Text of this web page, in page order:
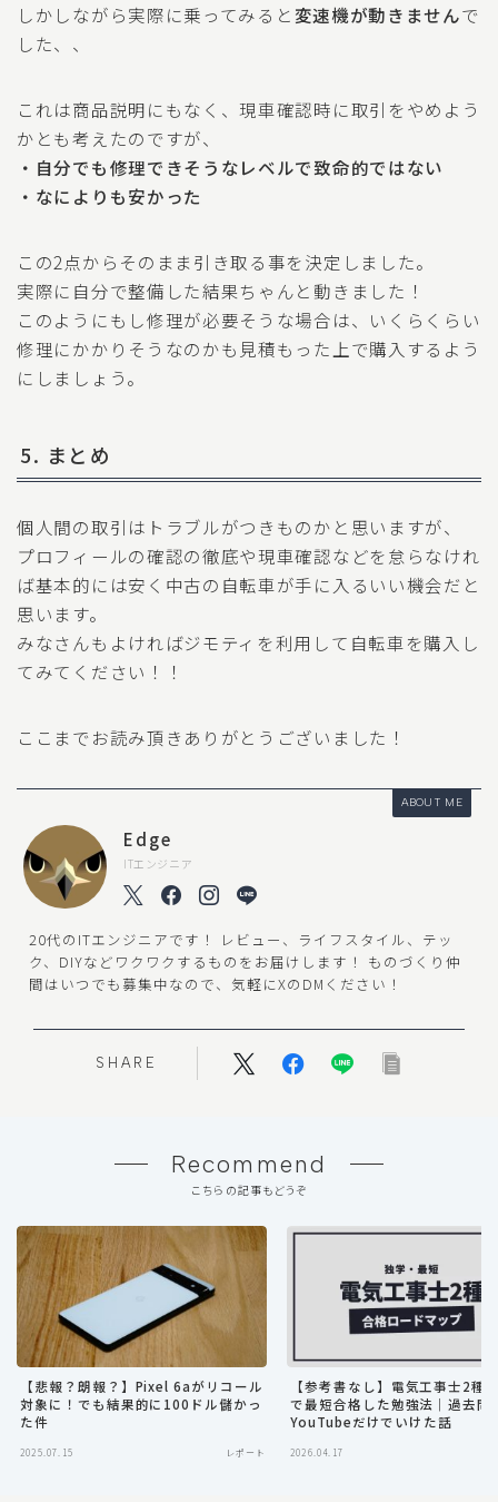
しかしながら実際に乗ってみると 変速機が動きませんで
した、、
これは商品説明にもなく、現車確認時に取引をやめよう
かとも考えたのですが、
・自分でも修理できそうなレベルで致命的ではない
・なによりも安かった
この2点からそのまま引き取る事を決定しました。
実際に自分で整備した結果ちゃんと動きました！
このようにもし修理が必要そうな場合は、いくらくらい
修理にかかりそうなのかも見積もった上で購入するよう
にしましょう。
5. まとめ
個人間の取引はトラブルがつきものかと思いますが、
プロフィールの確認の徹底や現車確認などを怠らなけれ
ば基本的には安く中古の自転車が手に入るいい機会だと
思います。
みなさんもよければジモティを利用して自転車を購入し
てみてください！！
ここまでお読み頂きありがとうございました！
ABOUT ME
Edge
ITエンジニア
20代のITエンジニアです！ レビュー、ライフスタイル、テッ
ク、DIYなどワクワクするものをお届けします！ ものづくり仲
間はいつでも募集中なので、気軽にXのDMください！
SHARE
Recommend
こちらの記事もどうぞ
【悲報？朗報？】Pixel 6aがリコール
対象に！でも結果的に100ドル儲かっ
た件
2025.07.15 レポート
【参考書なし】電気工事士2種
で最短合格した勉強法｜過去問
YouTubeだけでいけた話
2026.04.17